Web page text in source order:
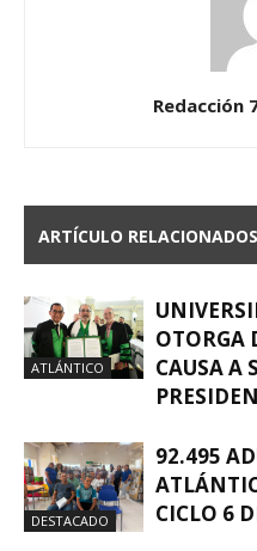
Redacción
ARTÍCULO RELACIONADOS
ATLÁNTICO
OTORGA
CAUSA A
DESTACADO
92.495
CICLO 6